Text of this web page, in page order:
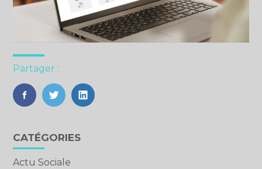
Partager :
FaceBook
TwitterLinkedIn
Blog
sidebar
CATÉGORIES
Actu Sociale